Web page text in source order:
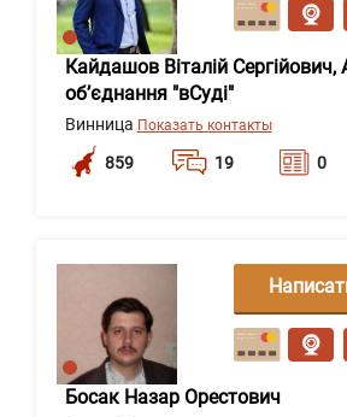
Кайдашов Віталій Сергійович,
об’єднання "вСуді"
Винница Показать контакты
859 19 0
Босак Назар Орестович